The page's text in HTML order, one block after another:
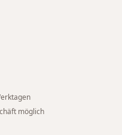
möglich